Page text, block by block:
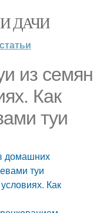
ДАЧИ
статьи
из семян
Как
туи
домашних
туи
Как